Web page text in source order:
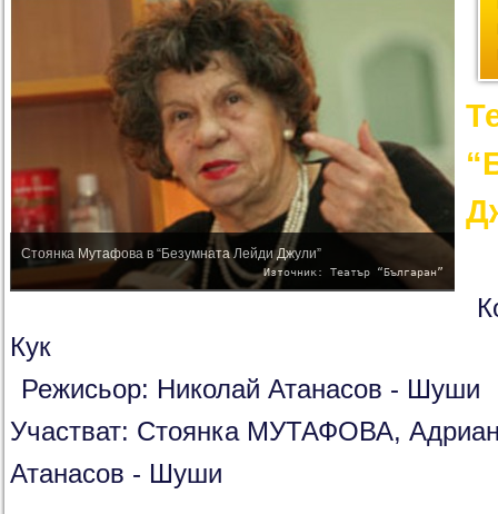
Стоянка Мутафова в “Безумната Лейди Джули”
Източник: Театър “Българан”
Кук
Режисьор: Николай Атанасов - Шуши
Участват: Стоянка МУТАФОВА,
Атанасов - Шуши